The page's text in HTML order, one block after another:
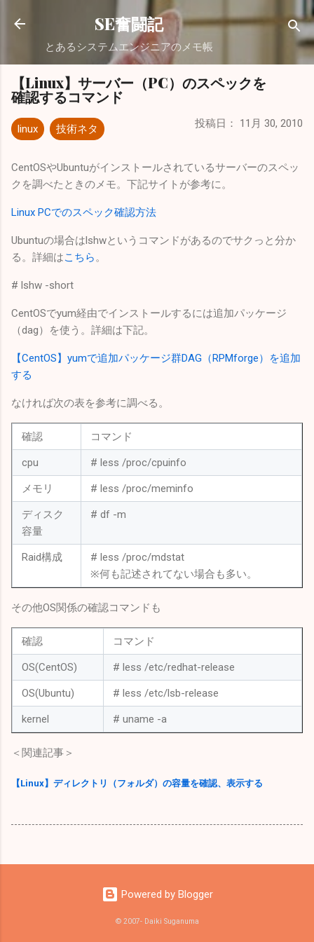
スキップしてメイン コンテンツに移動
SE奮闘記
とあるシステムエンジニアのメモ帳
【Linux】サーバー（PC）のスペックを
確認するコマンド
linux 技術ネタ 投稿日： 11月 30, 2010
CentOSやUbuntuがインストールされているサーバーのスペッ
クを調べたときのメモ。下記サイトが参考に。
Linux PCでのスペック確認方法
Ubuntuの場合はlshwというコマンドがあるのでサクっと分か
る。詳細はこちら 。
# lshw -short
CentOSでyum経由でインストールするには追加パッケージ
（dag）を使う。詳細は下記。
【CentOS】yumで追加パッケージ群DAG（RPMforge）を追加
する
なければ次の表を参考に調べる。
確認 コマンド
cpu # less /proc/cpuinfo
メモリ # less /proc/meminfo
ディスク
容量
# df -m
Raid構成
# less /proc/mdstat
※何も記述されてない場合も多い。
その他OS関係の確認コマンドも
確認 コマンド
OS(CentOS) # less /etc/redhat-release
OS(Ubuntu) # less /etc/lsb-release
kernel # uname -a
＜関連記事＞
【Linux】ディレクトリ（フォルダ）の容量を確認、表示する
Powered by Blogger
© 2007- Daiki Suganuma